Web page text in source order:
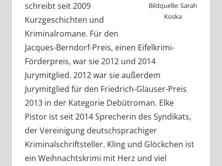
Bildquelle: Sarah
Koska
schreibt seit 2009
Kurzgeschichten und
Kriminalromane. Für den
Jacques-Berndorf-Preis, einen Eifelkrimi-
Förderpreis, war sie 2012 und 2014
Jurymitglied. 2012 war sie außerdem
Jurymitglied für den Friedrich-Glauser-Preis
2013 in der Kategorie Debütroman. Elke
Pistor ist seit 2014 Sprecherin des Syndikats,
der Vereinigung deutschsprachiger
Kriminalschriftsteller. Kling und Glöckchen ist
ein Weihnachtskrimi mit Herz und viel